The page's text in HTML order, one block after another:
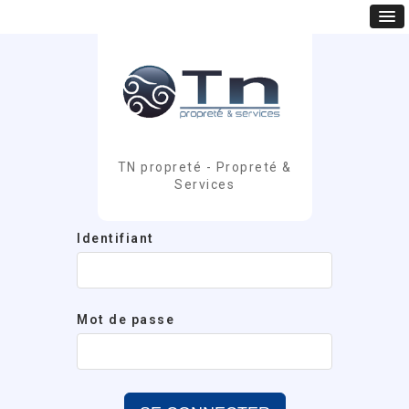
TN propreté - Propreté &
Services
Identifiant
Mot de passe